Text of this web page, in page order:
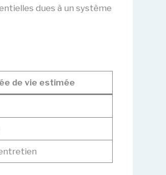
dues à un système
de vie estimée